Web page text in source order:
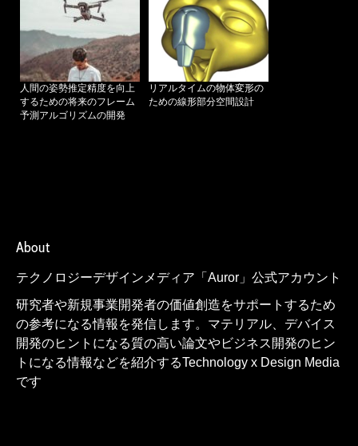
人間の姿勢推定精度を向上
するための将来のフレーム
予測アルゴリズムの開発
リアルタイムの物体変形の
ための線形部分空間設計
About
テクノロジーデザインメディア「Auror」公式アカウント
研究者や新規事業開発者の価値創造をサポートするため
の参考になる情報を発信します。マテリアル、デバイス
開発のヒントになる質の高い論文やビジネス開発のヒン
トになる情報などを紹介するTechnology x Design Media
です